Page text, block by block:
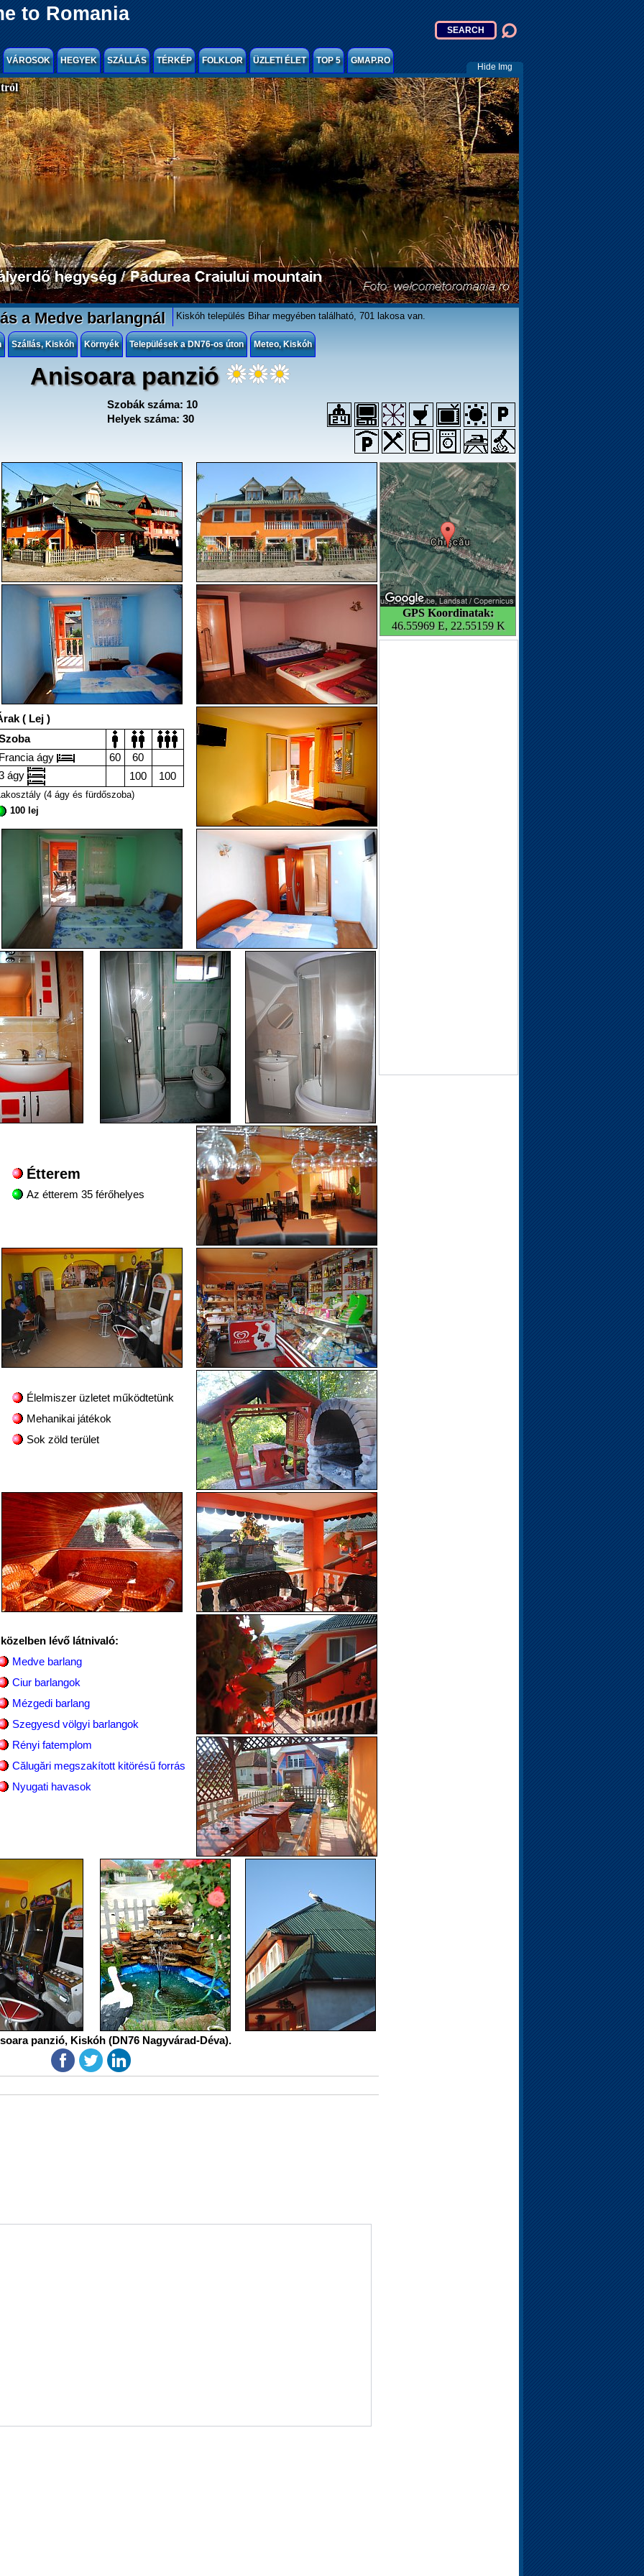
to Romania
VÁROSOK HEGYEK SZÁLLÁS TÉRKÉP FOLKLOR ÜZLETI ÉLET TOP 5 GMAP.RO
Hide Img
a Medve barlangnál Kiskóh település Bihar megyében található, 701 lakosa van.
Szállás, Kiskóh Környék Települések a DN76-os úton Meteo, Kiskóh
Anisoara panzió
GPS Koordinatak:
46.55969 E, 22.55159 K
Szobák száma: 10
Helyek száma: 30
( Lej )
ágy
60
60
ágy
100 100
(4 ágy és fürdőszoba)
100 lej
Étterem
Az étterem 35 férőhelyes
Élelmiszer üzletet működtetünk
Mehanikai játékok
Sok zöld terület
lévő látnivaló:
Medve barlang
Ciur barlangok
Mézgedi barlang
Szegyesd völgyi barlangok
Rényi fatemplom
Călugări megszakított kitörésű forrás
Nyugati havasok
panzió, Kiskóh (DN76 Nagyvárad-Déva).